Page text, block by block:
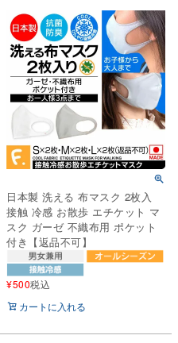
日本製 洗える 布マスク 2枚入
接触 冷感 お散歩 エチケット マ
スク ガーゼ 不織布用 ポケット
付き【返品不可】
¥500税込
カートに入れる